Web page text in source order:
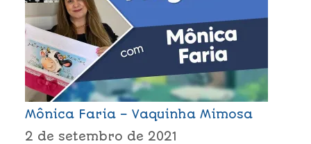
Mônica Faria – Vaquinha Mimosa
2 de setembro de 2021